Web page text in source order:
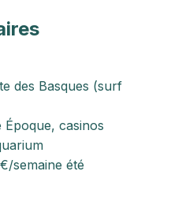
des Basques (surf
casinos
semaine été